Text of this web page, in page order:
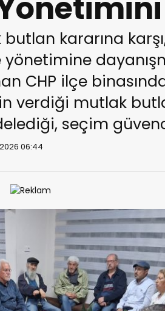
butlan kararına
yönetimine
CHP ilçe
verdiği mutlak
seçim
06:44